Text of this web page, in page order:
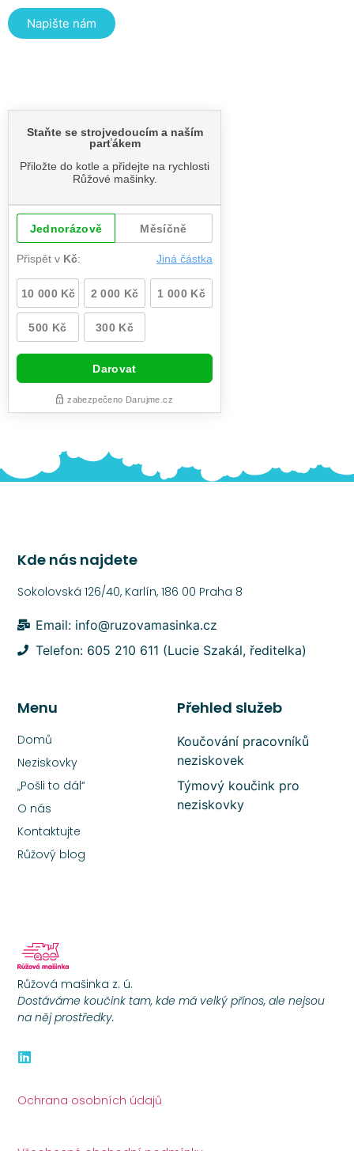
Napište nám
Růžová mašinka z. ú.
Dostáváme koučink tam, kde má velký přínos, ale nejsou
na něj prostředky.
Ochrana osobních údajů
Přehled služeb
Koučování pracovníků
neziskovek
Týmový koučink pro
neziskovky
Menu
Domů
Neziskovky
„Pošli to dál“
O nás
Kontaktujte
Růžový blog
Kde nás najdete
Sokolovská 126/40, Karlín, 186 00 Praha 8
Email: info@ruzovamasinka.cz
Telefon: 605 210 611 (Lucie Szakál, ředitelka)